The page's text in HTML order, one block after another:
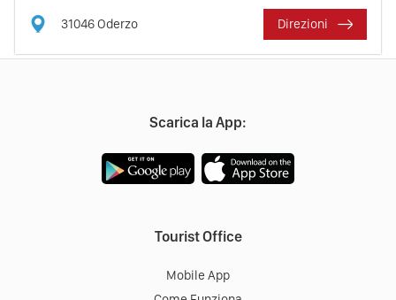
31046Oderzo Direzioni
Scarica la App:
Tourist Office
Mobile App